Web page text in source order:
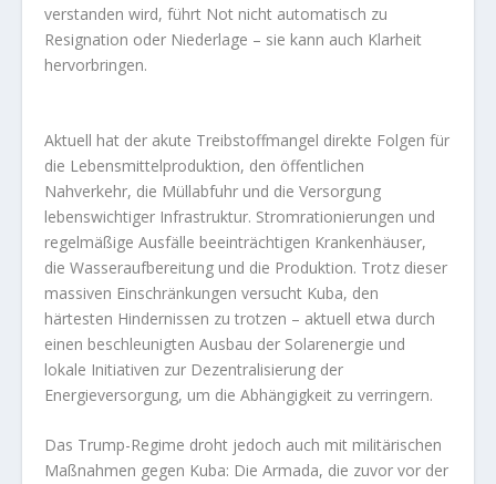
verstanden wird, führt Not nicht automatisch zu
Resignation oder Niederlage – sie kann auch Klarheit
hervorbringen.
Aktuell hat der akute Treibstoffmangel direkte Folgen für
die Lebensmittelproduktion, den öffentlichen
Nahverkehr, die Müllabfuhr und die Versorgung
lebenswichtiger Infrastruktur. Stromrationierungen und
regelmäßige Ausfälle beeinträchtigen Krankenhäuser,
die Wasseraufbereitung und die Produktion. Trotz dieser
massiven Einschränkungen versucht Kuba, den
härtesten Hindernissen zu trotzen – aktuell etwa durch
einen beschleunigten Ausbau der Solarenergie und
lokale Initiativen zur Dezentralisierung der
Energieversorgung, um die Abhängigkeit zu verringern.
Das Trump-Regime droht jedoch auch mit militärischen
Maßnahmen gegen Kuba: Die Armada, die zuvor vor der